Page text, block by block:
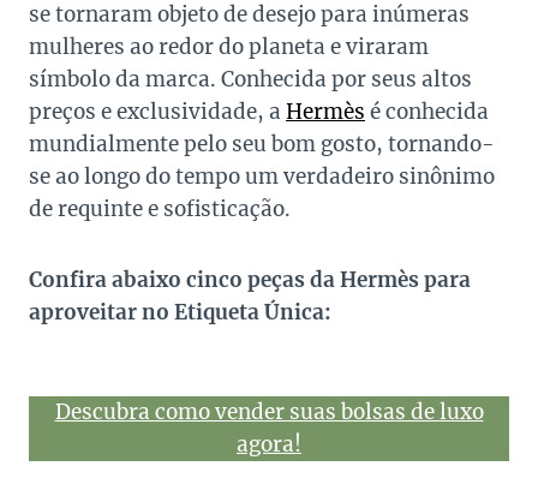
se tornaram objeto de desejo para inúmeras
mulheres ao redor do planeta e viraram
símbolo da marca. Conhecida por seus altos
preços e exclusividade, a Hermès é conhecida
mundialmente pelo seu bom gosto, tornando-
se ao longo do tempo um verdadeiro sinônimo
de requinte e sofisticação.
Confira abaixo cinco peças da Hermès para
aproveitar no Etiqueta Única:
Descubra como vender suas bolsas de luxo
agora!